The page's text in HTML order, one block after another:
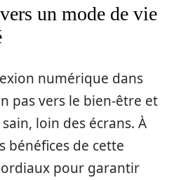
un mode de vie
numérique dans
pas vers le bien-être et
loin des écrans. À
bénéfices de cette
pour garantir